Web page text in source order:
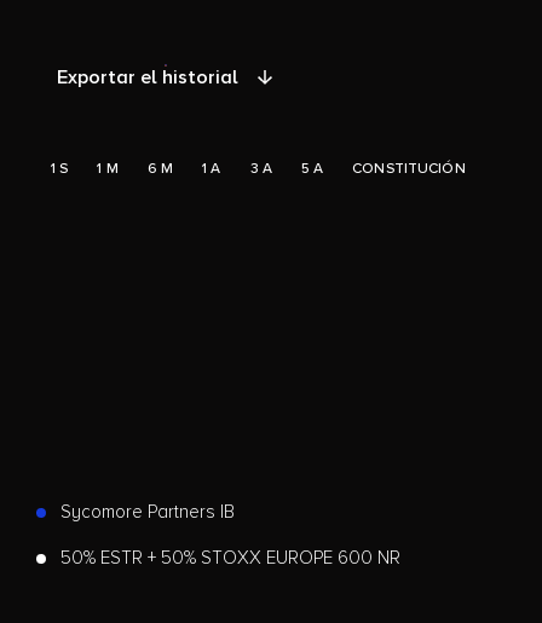
Exportar el historial
1 S 1 M 6 M 1 A 3 A 5 A CONSTITUCIÓN
Sycomore Partners IB
50% ESTR + 50% STOXX EUROPE 600 NR